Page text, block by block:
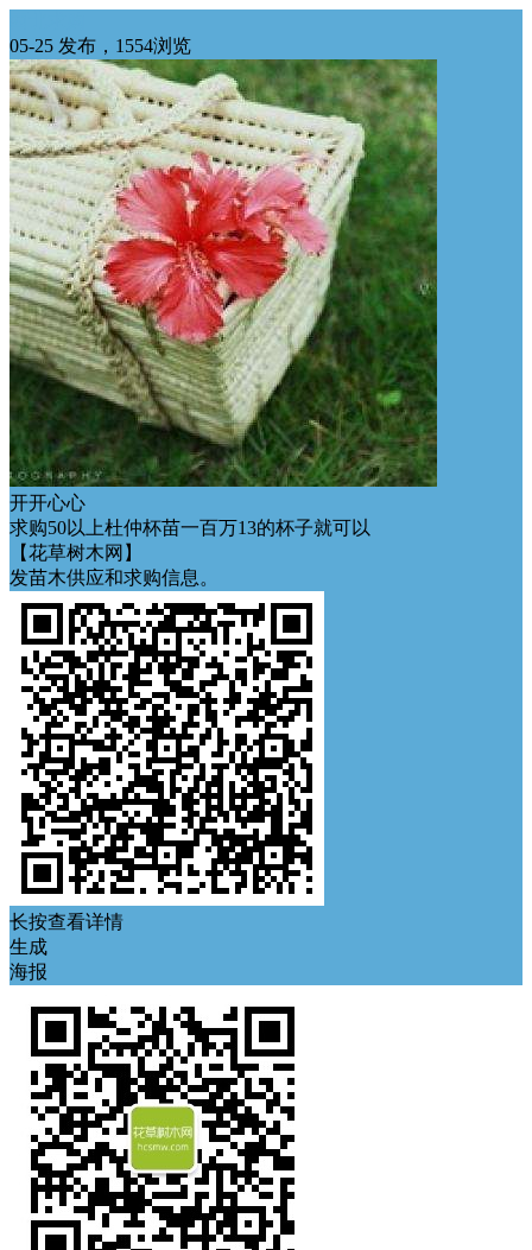
05-25 发布，1554浏览
开开心心
求购50以上杜仲杯苗一百万13的杯子就可以
【花草树木网】
发苗木供应和求购信息。
长按查看详情
生成
海报